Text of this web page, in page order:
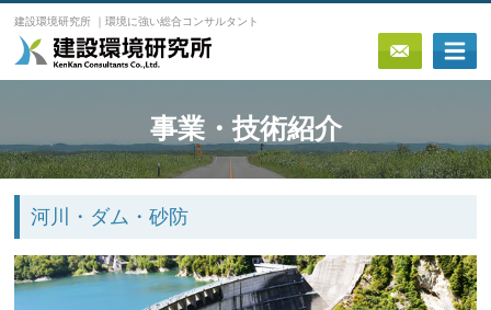
建設環境研究所 ｜環境に強い総合コンサルタント
事業・技術紹介
河川・ダム・砂防